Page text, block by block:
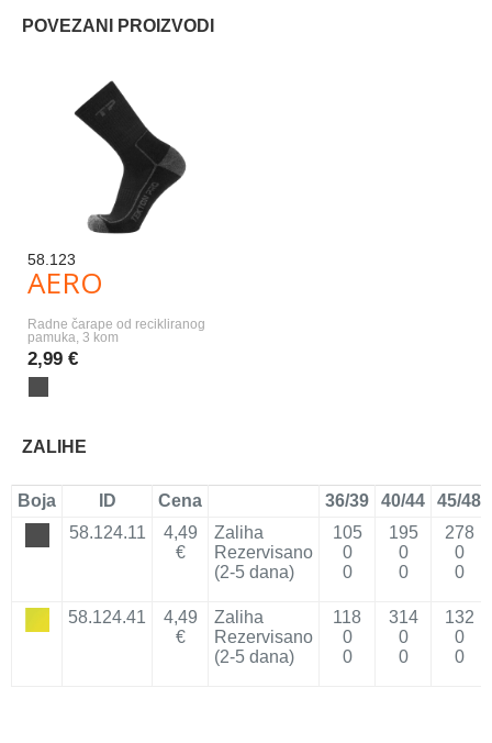
POVEZANI PROIZVODI
58.123
AERO
Radne čarape od recikliranog
pamuka, 3 kom
2,99 €
ZALIHE
Boja ID Cena 36/39 40/44
45/48
58.124.11
4,49
€
Zaliha
Rezervisano
(2-5 dana)
105
0
0
195
0
0
278
0
0
58.124.41
4,49
€
Zaliha
Rezervisano
(2-5 dana)
118
0
0
314
0
0
132
0
0